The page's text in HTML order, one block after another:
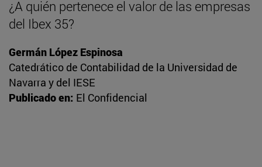
¿A quién pertenece el valor de las empresas
del Ibex 35?
Germán López Espinosa
Catedrático de Contabilidad de la Universidad de
Navarra y del IESE
Publicado en: El Confidencial